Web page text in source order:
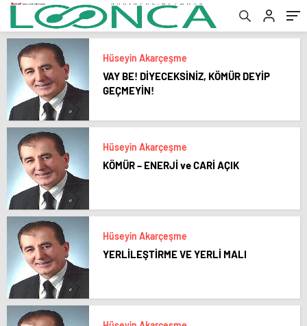
Hüseyin Akarçeşme
VAY BE! DİYECEKSİNİZ, KÖMÜR DEYİP
GEÇMEYİN!
Hüseyin Akarçeşme
KÖMÜR – ENERJİ ve CARİ AÇIK
Hüseyin Akarçeşme
YERLİLEŞTİRME VE YERLİ MALI